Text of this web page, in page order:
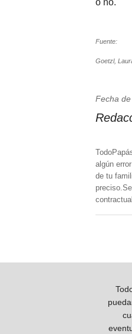
o no.
Fuente:
Goetzl,
Fecha
algún
de tu